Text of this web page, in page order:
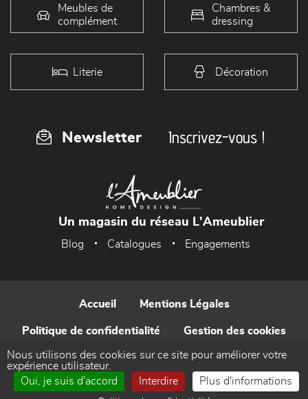
Meubles de
complément
Chambres &
dressing
Literie Décoration
Newsletter Inscrivez-vous !
Un magasin du réseau L'Ameublier
Blog Catalogues Engagements
Accueil Mentions Légales
Politique de confidentialité Gestion des cookies
Contact
Nous utilisons des cookies sur ce site pour améliorer votre
expérience utilisateur.
Oui, je suis d'accord
Interdire Plus d'informations